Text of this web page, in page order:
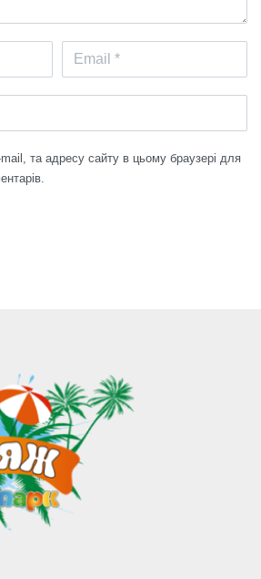
та адресу сайту в цьому браузері для